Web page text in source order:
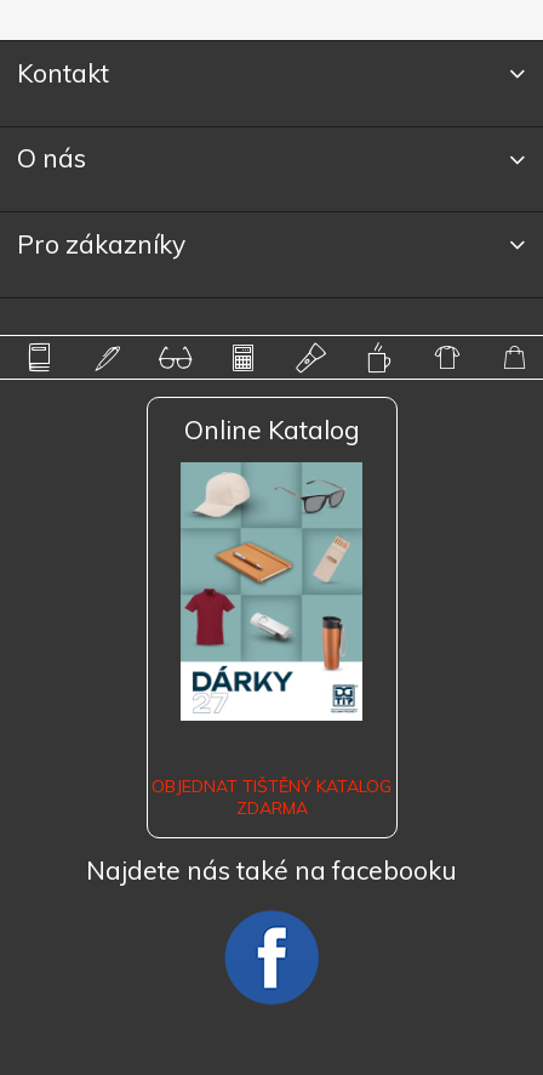
Kontakt
O nás
Pro zákazníky
Online Katalog
OBJEDNAT TIŠTĚNÝ KATALOG
ZDARMA
Najdete nás také na facebooku